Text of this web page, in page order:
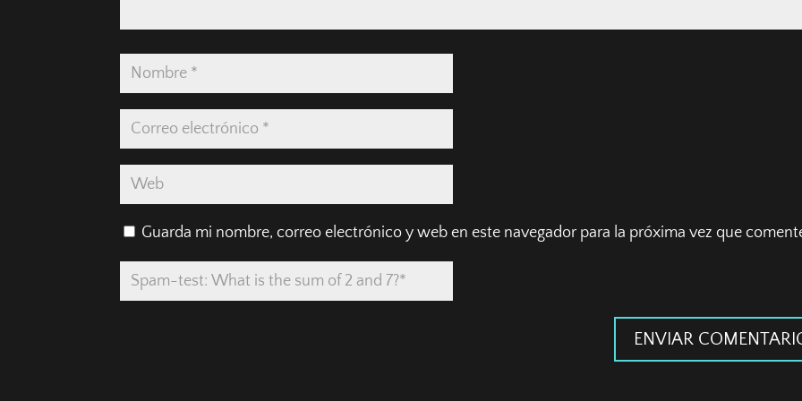
Guarda mi nombre, correo electrónico y web en este navegador para la próxima vez que